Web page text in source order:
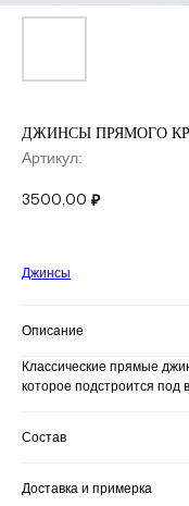
ДЖИНСЫ ПРЯМОГО
Артикул:
3500,00 ₽
Джинсы
Описание
Классические прямые
которое подстроится под
Состав
Доставка и примерка